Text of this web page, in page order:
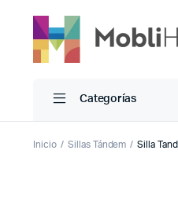
Categorías
Inicio Sillas Tándem Silla